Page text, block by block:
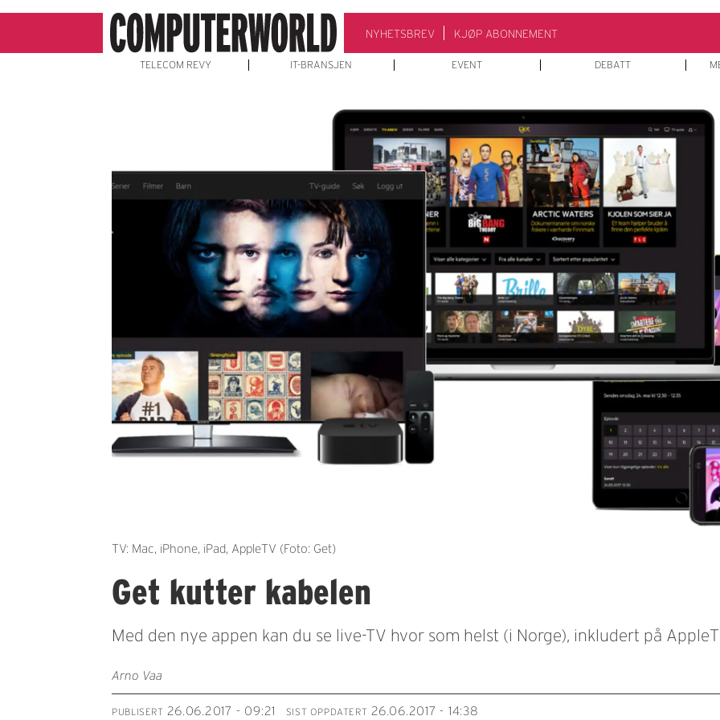
NYHETSBREV KJØP ABONNEMENT
TELECOM REVY IT-BRANSJEN EVENT DEBATT
TV: Mac, iPhone, iPad, AppleTV (Foto: Get)
Get kutter kabelen
Med den nye appen kan du se live-TV hvor som helst (i Norge), inkludert på
Arno Vaa
PUBLISERT 26.06.2017 - 09:21 SIST OPPDATERT 26.06.2017 - 14:38